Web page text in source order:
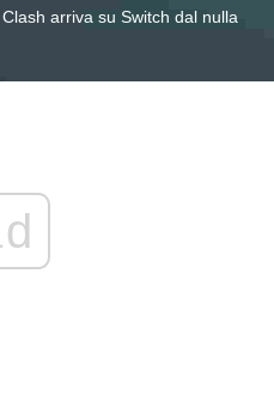
arriva su Switch dal nulla